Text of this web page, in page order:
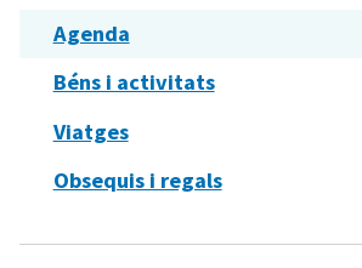
Agenda
Béns i activitats
Viatges
Obsequis i regals